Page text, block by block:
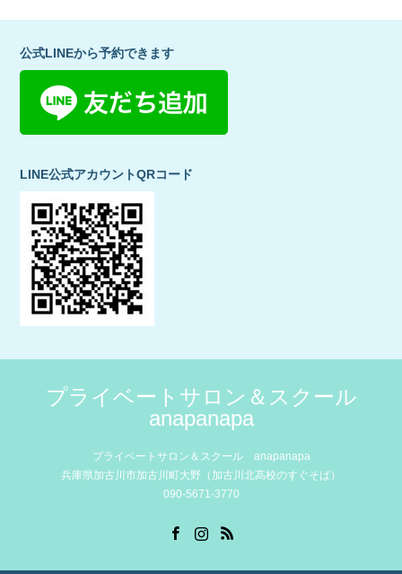
公式LINEから予約できます
LINE公式アカウントQRコード
プライベートサロン＆スクール
anapanapa
プライベートサロン＆スクール anapanapa
兵庫県加古川市加古川町大野（加古川北高校のすぐそば）
090-5671-3770